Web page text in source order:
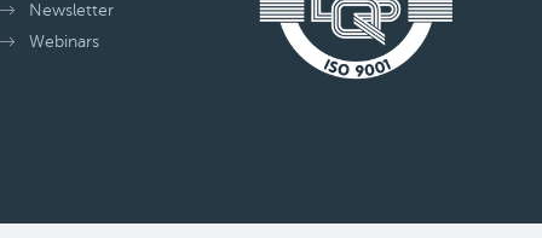
Newsletter
Webinars